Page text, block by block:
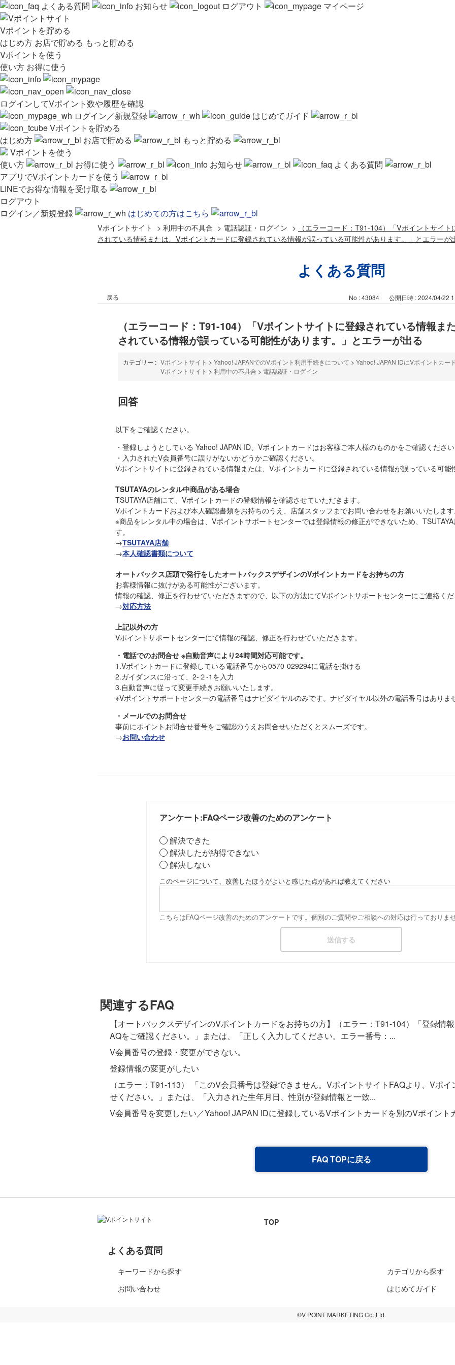
よくある質問 お知らせ ログアウト マイページ
Vポイントを貯める
はじめ方 お店で貯める もっと貯める
Vポイントを使う
使い方 お得に使う
ログインしてVポイント数や履歴を確認
ログイン／新規登録
はじめてガイド
Vポイントを貯める
はじめ方
お店で貯める
もっと貯める
Vポイントを使う
使い方
お得に使う お知らせ
よくある質問
アプリでVポイントカードを使う
LINEでお得な情報を受け取る
ログアウト
ログイン／新規登録
はじめての方はこちら
Vポイントサイト > 利用中の不具合 > 電話認証・ログイン >
（エラーコード：T91-104）「Vポイントサイト
されている情報または、Vポイントカードに登録されている情報が誤っている可能性があります。」とエラーが
よくある質問
戻る No : 43084 公開日時 : 2024/04/22
（エラーコード：T91-104）「Vポイントサイトに登録されている情報ま
されている情報が誤っている可能性があります。」とエラーが出る
カテゴリー : Vポイントサイト > Yahoo! JAPANでのVポイント利用手続きについて > Yahoo! JAPAN IDにVポイントカー
Vポイントサイト > 利用中の不具合 > 電話認証・ログイン
回答
以下をご確認ください。
・登録しようとしている Yahoo! JAPAN ID、Vポイントカードはお客様ご本人様のものかをご確認くださ
・入力されたV会員番号に誤りがないかどうかご確認ください。
Vポイントサイトに登録されている情報または、Vポイントカードに登録されている情報が誤っている可能
TSUTAYAのレンタル中商品がある場合
TSUTAYA店舗にて、Vポイントカードの登録情報を確認させていただきます。
Vポイントカードおよび本人確認書類をお持ちのうえ、店舗スタッフまでお問い合わせをお願いいたしま
※商品をレンタル中の場合は、Vポイントサポートセンターでは登録情報の修正ができないため、
す。
→TSUTAYA店舗
→本人確認書類について
オートバックス店頭で発行をしたオートバックスデザインのVポイントカードをお持ちの方
お客様情報に抜けがある可能性がございます。
情報の確認、修正を行わせていただきますので、以下の方法にてVポイントサポートセンターにご連絡く
→対応方法
上記以外の方
Vポイントサポートセンターにて情報の確認、修正を行わせていただきます。
・電話でのお問合せ ※自動音声により24時間対応可能です。
1.Vポイントカードに登録している電話番号から0570-029294に電話を掛ける
2.ガイダンスに沿って、2-２-1を入力
3.自動音声に従って変更手続きお願いいたします。
※Vポイントサポートセンターの電話番号はナビダイヤルのみです。ナビダイヤル以外の電話番号はありま
・メールでのお問合せ
事前にポイントお問合せ番号をご確認のうえお問合せいただくとスムーズです。
→お問い合わせ
アンケート:FAQページ改善のためのアンケート
解決できた
解決したが納得できない
解決しない
このページについて、改善したほうがよいと感じた点があれば教えてください
こちらはFAQページ改善のためのアンケートです。個別のご質問やご相談への対応は行っておりま
関連するFAQ
【オートバックスデザインのVポイントカードをお持ちの方】（エラー：T91-104）「登録情
AQをご確認ください。」または、「正しく入力してください。エラー番号：...
V会員番号の登録・変更ができない。
登録情報の変更がしたい
（エラー：T91-113） 「このV会員番号は登録できません。VポイントサイトFAQより、Vポ
せください。」または、「入力された生年月日、性別が登録情報と一致...
V会員番号を変更したい／Yahoo! JAPAN IDに登録しているVポイントカードを別のVポイント
FAQ TOPに戻る
TOP
よくある質問
キーワードから探す
カテゴリから探す
お問い合わせ
はじめてガイド
©V POINT MARKETING Co.,Ltd.